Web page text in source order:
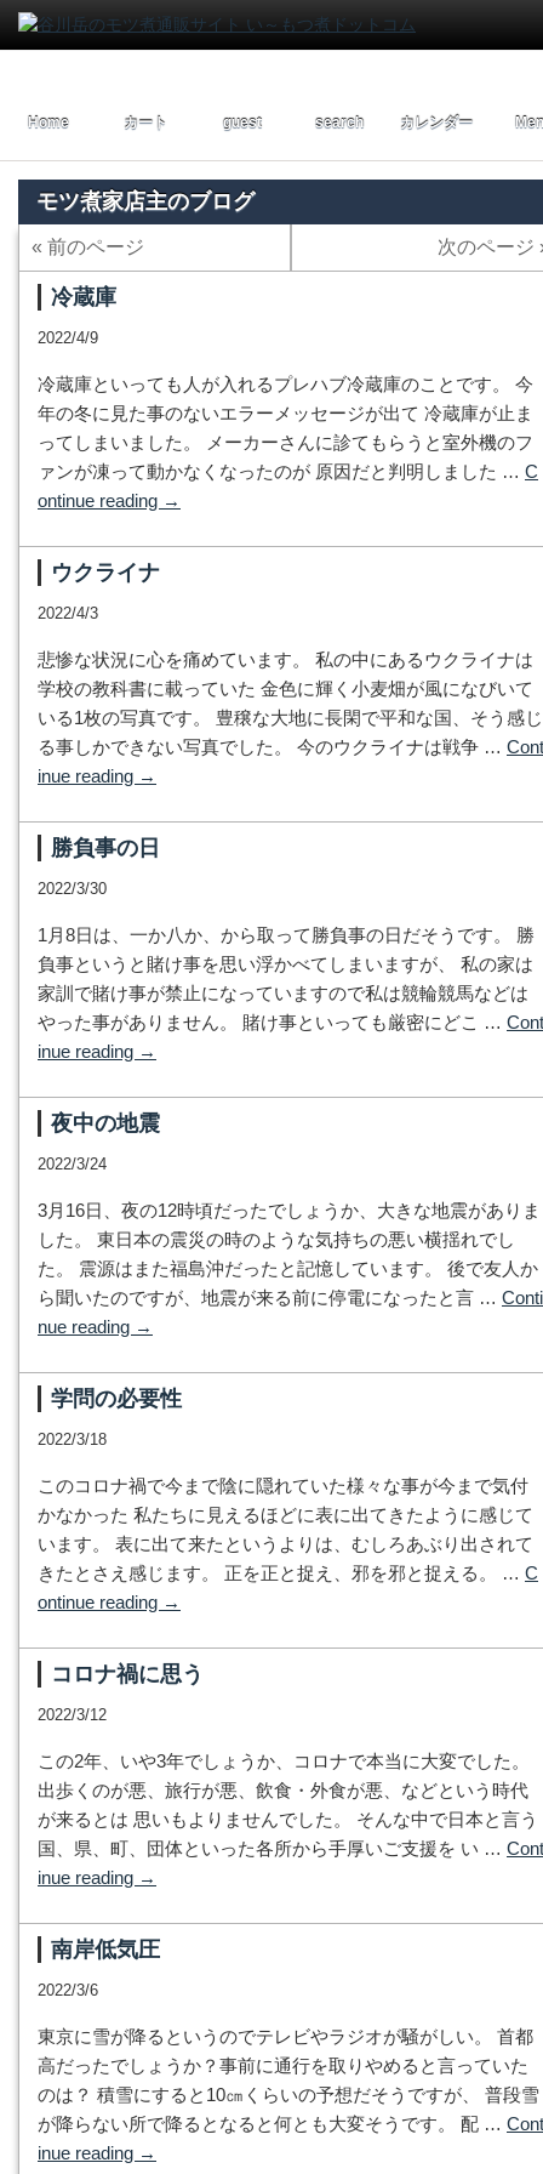
Home カート guest search カレンダー
モツ煮家店主のブログ
次のページ
« 前のページ
冷蔵庫
2022/4/9
冷蔵庫といっても人が入れるプレハブ冷蔵庫のことです。 今
年の冬に見た事のないエラーメッセージが出て 冷蔵庫が止ま
ってしまいました。 メーカーさんに診てもらうと室外機のフ
ァンが凍って動かなくなったのが 原因だと判明しました … C
ontinue reading →
ウクライナ
2022/4/3
悲惨な状況に心を痛めています。 私の中にあるウクライナは
学校の教科書に載っていた 金色に輝く小麦畑が風になびいて
いる1枚の写真です。 豊穣な大地に長閑で平和な国、そう感じ
る事しかできない写真でした。 今のウクライナは戦争 … Cont
inue reading →
勝負事の日
2022/3/30
1月8日は、一か八か、から取って勝負事の日だそうです。 勝
負事というと賭け事を思い浮かべてしまいますが、 私の家は
家訓で賭け事が禁止になっていますので私は競輪競馬などは
やった事がありません。 賭け事といっても厳密にどこ … Cont
inue reading →
夜中の地震
2022/3/24
3月16日、夜の12時頃だったでしょうか、大きな地震がありま
した。 東日本の震災の時のような気持ちの悪い横揺れでし
た。 震源はまた福島沖だったと記憶しています。 後で友人か
ら聞いたのですが、地震が来る前に停電になったと言 … Conti
nue reading →
学問の必要性
2022/3/18
このコロナ禍で今まで陰に隠れていた様々な事が今まで気付
かなかった 私たちに見えるほどに表に出てきたように感じて
います。 表に出て来たというよりは、むしろあぶり出されて
きたとさえ感じます。 正を正と捉え、邪を邪と捉える。 … C
ontinue reading →
コロナ禍に思う
2022/3/12
この2年、いや3年でしょうか、コロナで本当に大変でした。
出歩くのが悪、旅行が悪、飲食・外食が悪、などという時代
が来るとは 思いもよりませんでした。 そんな中で日本と言う
国、県、町、団体といった各所から手厚いご支援を い … Cont
inue reading →
南岸低気圧
2022/3/6
東京に雪が降るというのでテレビやラジオが騒がしい。 首都
高だったでしょうか？事前に通行を取りやめると言っていた
のは？ 積雪にすると10㎝くらいの予想だそうですが、 普段雪
が降らない所で降るとなると何とも大変そうです。 配 … Cont
inue reading →